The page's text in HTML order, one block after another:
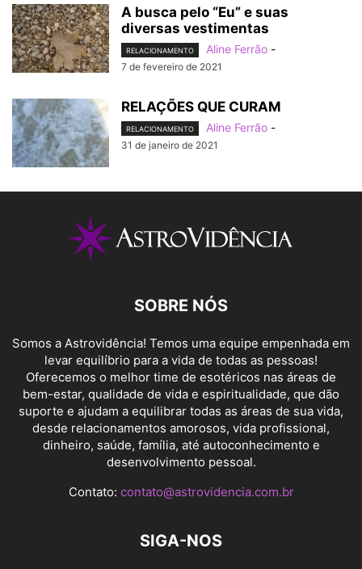
A busca pelo “Eu” e suas
diversas vestimentas
RELACIONAMENTO Aline Ferrão -
7 de fevereiro de 2021
RELAÇÕES QUE CURAM
RELACIONAMENTO Aline Ferrão -
31 de janeiro de 2021
SOBRE NÓS
Somos a Astrovidência! Temos uma equipe empenhada em
levar equilíbrio para a vida de todas as pessoas!
Oferecemos o melhor time de esotéricos nas áreas de
bem-estar, qualidade de vida e espiritualidade, que dão
suporte e ajudam a equilibrar todas as áreas de sua vida,
desde relacionamentos amorosos, vida profissional,
dinheiro, saúde, família, até autoconhecimento e
desenvolvimento pessoal.
Contato: contato@astrovidencia.com.br
SIGA-NOS